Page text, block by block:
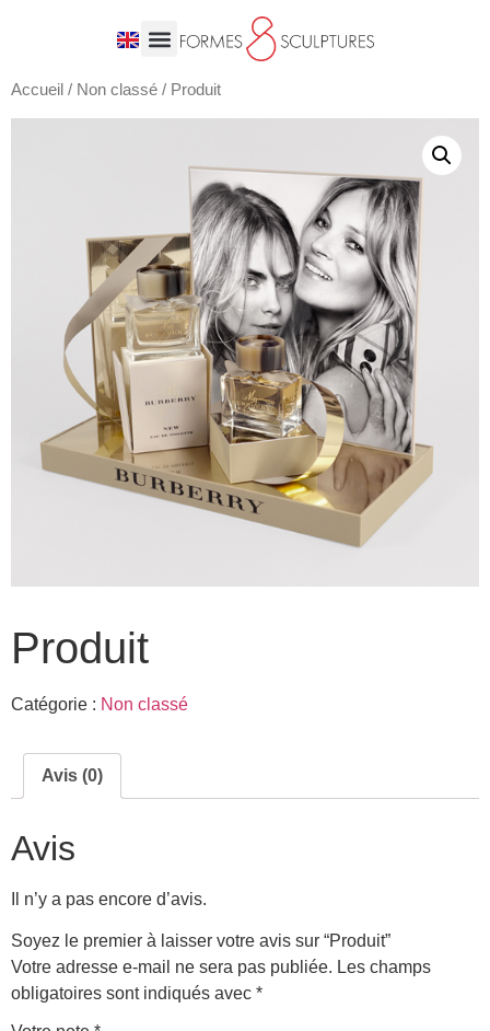
Accueil / Non classé / Produit
Produit
Catégorie : Non classé
Avis (0)
Avis
Il n’y a pas encore d’avis.
Soyez le premier à laisser votre avis sur “Produit”
Votre adresse e-mail ne sera pas publiée. Les champs
obligatoires sont indiqués avec *